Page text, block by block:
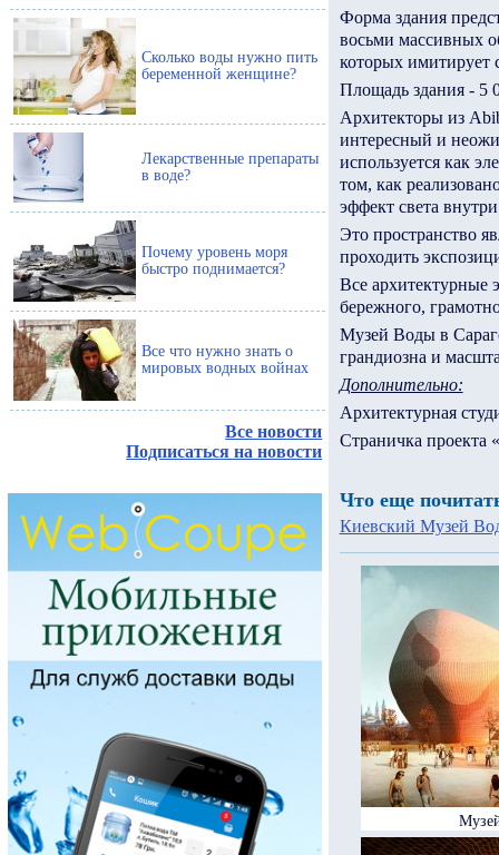
Сколько воды нужно пить
беременной женщине?
Лекарственные препараты
в воде?
Почему уровень моря
быстро поднимается?
Все что нужно знать о
мировых водных войнах
Все новости
Подписаться на новости
Форма здания
восьми массивных
которых имитирует
Площадь здания - 5
Архитекторы из
интересный и
используется как
том, как
эффект света
Это пространство
проходить
Все архитектурные
бережного,
Музей Воды в
грандиозна и
Дополнительно:
Архитектурная
Страничка
Что еще
Киевский Музей